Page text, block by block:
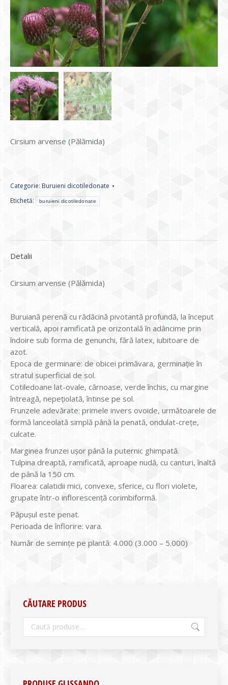
Cirsium arvense (Pălămida)
Categorie: Buruieni dicotiledonate
Etichetă:
buruieni dicotiledonate
Detalii
Cirsium arvense (Pălămida)
Buruiană perenă cu rădăcină pivotantă profundă, la început
verticală, apoi ramificată pe orizontală în adâncime prin
îndoire sub forma de genunchi, fără latex, iubitoare de
azot.
Epoca de germinare: de obicei primăvara, germinaţie în
stratul superficial de sol.
Cotiledoane lat-ovale, cărnoase, verde închis, cu margine
întreagă, nepețiolată, întinse pe sol.
Frunzele adevărate: primele invers ovoide, următoarele de
formă lanceolată simplă până la penată, ondulat-creţe,
culcate.
Marginea frunzei uşor până la puternic ghimpată.
Tulpina dreaptă, ramificată, aproape nudă, cu canturi, înaltă
de până la 150 cm.
Floarea: calatidii mici, convexe, sferice, cu flori violete,
grupate într-o inflorescenţă corimbiformă.
Păpuşul este penat.
Perioada de înflorire: vara.
Număr de seminţe pe plantă: 4.000 (3.000 – 5.000)
CĂUTARE PRODUS